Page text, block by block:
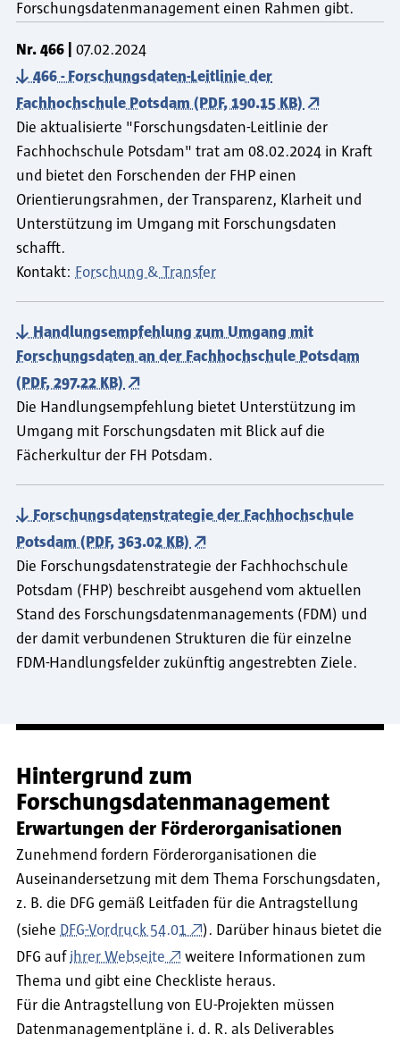
Forschungsdatenmanagement einen Rahmen gibt.
Nr. 466
07.02.2024
466 - Forschungsdaten-Leitlinie der
Fachhochschule Potsdam (PDF, 190.15 KB)
Die aktualisierte "Forschungsdaten-Leitlinie der
Fachhochschule Potsdam" trat am 08.02.2024 in Kraft
und bietet den Forschenden der FHP einen
Orientierungsrahmen, der Transparenz, Klarheit und
Unterstützung im Umgang mit Forschungsdaten
schafft.
Kontakt: Forschung & Transfer
Handlungsempfehlung zum Umgang mit
Forschungsdaten an der Fachhochschule Potsdam
(PDF, 297.22 KB)
Die Handlungsempfehlung bietet Unterstützung im
Umgang mit Forschungsdaten mit Blick auf die
Fächerkultur der FH Potsdam.
Forschungsdatenstrategie der Fachhochschule
Potsdam (PDF, 363.02 KB)
Die Forschungsdatenstrategie der Fachhochschule
Potsdam (FHP) beschreibt ausgehend vom aktuellen
Stand des Forschungsdatenmanagements (FDM) und
der damit verbundenen Strukturen die für einzelne
FDM-Handlungsfelder zukünftig angestrebten Ziele.
Hintergrund zum
Forschungsdatenmanagement
Erwartungen der Förderorganisationen
Zunehmend fordern Förderorganisationen die
Auseinandersetzung mit dem Thema Forschungsdaten,
z. B. die DFG gemäß Leitfaden für die Antragstellung
(siehe DFG-Vordruck 54.01
). Darüber hinaus bietet die
DFG auf ihrer Webseite
weitere Informationen zum
Thema und gibt eine Checkliste heraus.
Für die Antragstellung von EU-Projekten müssen
Datenmanagementpläne i. d. R. als Deliverables